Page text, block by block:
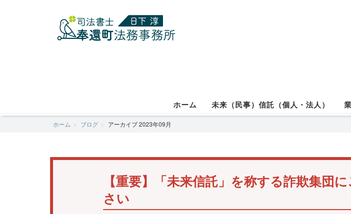
ホーム 未来（民事）信託（個人・法人）
ホーム ブログ アーカイブ 2023年09月
【重要】「未来信託」を称する詐欺集団
さい